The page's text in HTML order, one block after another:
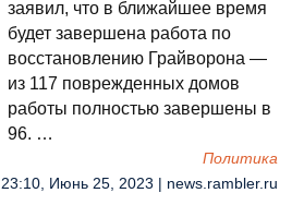
заявил, что в ближайшее время
будет завершена работа по
восстановлению Грайворона —
из 117 поврежденных домов
работы полностью завершены в
96. …
Политика
23:10, Июнь 25, 2023 | news.rambler.ru